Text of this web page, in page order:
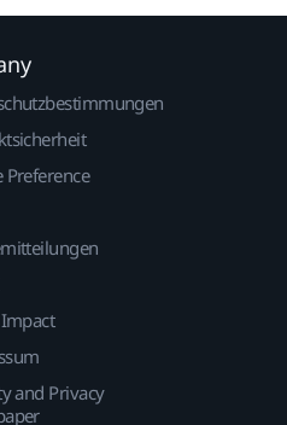
Preference
and Privacy